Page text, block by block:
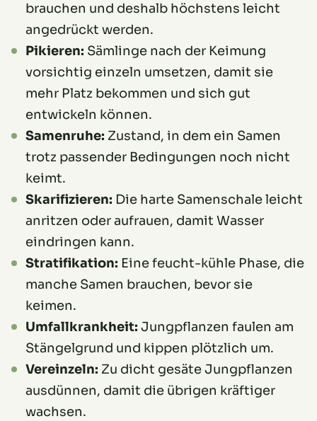
brauchen und deshalb höchstens leicht
angedrückt werden.
Pikieren: Sämlinge nach der Keimung
vorsichtig einzeln umsetzen, damit sie
mehr Platz bekommen und sich gut
entwickeln können.
Samenruhe: Zustand, in dem ein Samen
trotz passender Bedingungen noch nicht
keimt.
Skarifizieren: Die harte Samenschale leicht
anritzen oder aufrauen, damit Wasser
eindringen kann.
Stratifikation: Eine feucht-kühle Phase, die
manche Samen brauchen, bevor sie
keimen.
Umfallkrankheit: Jungpflanzen faulen am
Stängelgrund und kippen plötzlich um.
Vereinzeln: Zu dicht gesäte Jungpflanzen
ausdünnen, damit die übrigen kräftiger
wachsen.